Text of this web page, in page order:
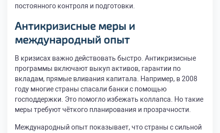
постоянного контроля и подготовки.
Антикризисные меры и
международный опыт
В кризисах важно действовать быстро. Антикризисные
программы включают выкуп активов, гарантии по
вкладам, прямые вливания капитала. Например, в 2008
году многие страны спасали банки с помощью
господдержки. Это помогло избежать коллапса. Но такие
меры требуют чёткого планирования и прозрачности.
Международный опыт показывает, что страны с сильной